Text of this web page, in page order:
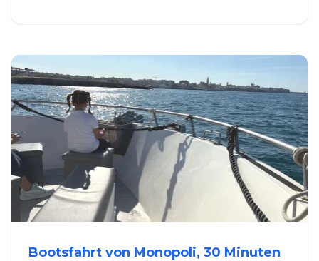
Bootsfahrt von Monopoli, 30 Minuten